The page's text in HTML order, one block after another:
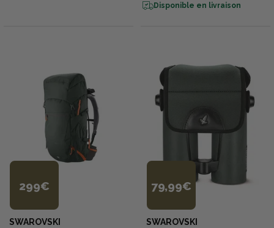
Disponible en livraison
299€
SWAROVSKI
79,99€
SWAROVSKI